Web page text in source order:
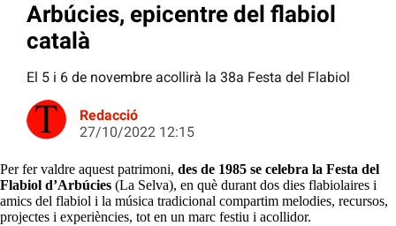
Arbúcies, epicentre del flabiol
català
El 5 i 6 de novembre acollirà la 38a Festa del Flabiol
Redacció
27/10/2022 12:15
Per fer valdre aquest patrimoni, des de 1985 se celebra la Festa del
Flabiol d’Arbúcies (La Selva), en què durant dos dies flabiolaires i
amics del flabiol i la música tradicional compartim melodies, recursos,
projectes i experiències, tot en un marc festiu i acollidor.